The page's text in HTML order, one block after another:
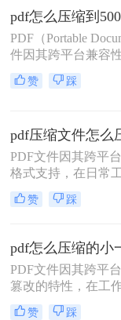
不仅占用存储空间
箱附件限制或上传
公效率。那么PDF
点呢？本文从压缩
处理速度、隐私安
五种主流压缩方案
PDF（Portable
件因其跨平台兼容
特性以及保持文档
力，在日常办公和
上传、发送或存储
到500k以下呢？本
PDF文件压缩到
赞 踩
PDF文件因其跨平
格式支持，在日常
应用。然而，有时
件压缩到最小，以
呢？本文将介绍三
方法。
赞 踩
PDF文件因其跨平
篡改的特性，在工
广泛应用。然而，
赞 踩